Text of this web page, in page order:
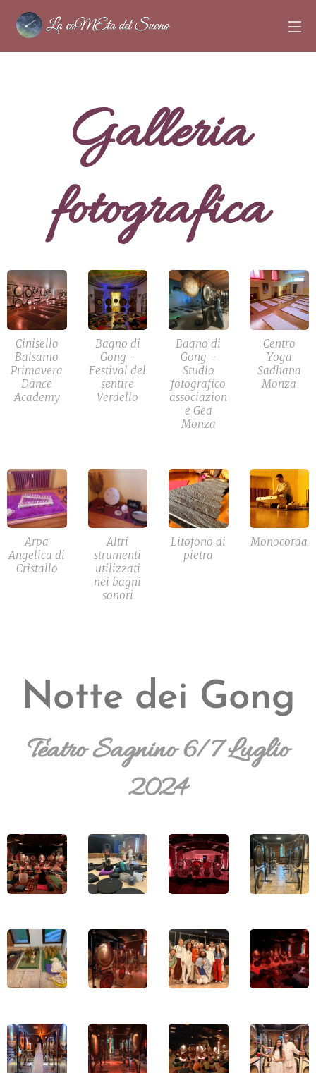
Galleria
fotografica
Cinisello
Balsamo
Primavera
Dance
Academy
Bagno di
Gong -
Festival del
sentire
Verdello
Bagno di
Gong -
Studio
fotografico
associazion
e Gea
Monza
Centro
Yoga
Sadhana
Monza
Arpa
Angelica di
Cristallo
Altri
strumenti
utilizzati
nei bagni
sonori
Litofono di
pietra
Monocorda
Notte dei Gong
Teatro Sagnino 6/7 Luglio
2024